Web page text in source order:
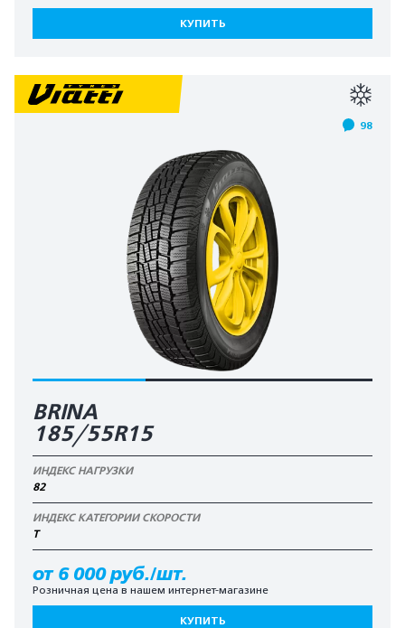
КУПИТЬ
98
BRINA
185/55R15
ИНДЕКС НАГРУЗКИ
82
ИНДЕКС КАТЕГОРИИ СКОРОСТИ
T
от 6 000 руб./шт.
Розничная цена в нашем интернет-магазине
КУПИТЬ